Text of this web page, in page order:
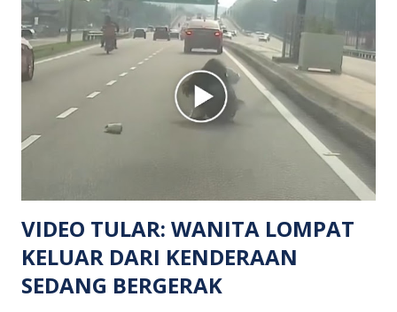
meninggal dunia di lokasi kejadian akibat terkena tembakan,
manakala seorang lagi mangsa mengalami kecederaan.
Turut dipercayai terdapat seorang lagi individu cedera
namun identitinya masih belum dikenal pasti selepas dibawa
keluar dari lokasi oleh kenalannya. Polis kini sedang giat
mengesan dua suspek yang masih bebas bagi membantu
siasatan lanjut. Kes disiasat mengikut Seksyen 302 Kanun
Keseksaan kerana membunuh. Orang ramai yang mempunyai
maklumat diminta t...
VIDEO TULAR: WANITA LOMPAT
KELUAR DARI KENDERAAN
SEDANG BERGERAK